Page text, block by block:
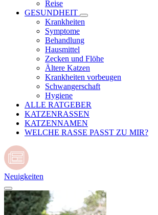
Reise
GESUNDHEIT
Krankheiten
Symptome
Behandlung
Hausmittel
Zecken und Flöhe
Ältere Katzen
Krankheiten vorbeugen
Schwangerschaft
Hygiene
ALLE RATGEBER
KATZENRASSEN
KATZENNAMEN
WELCHE RASSE PASST ZU MIR?
Neuigkeiten